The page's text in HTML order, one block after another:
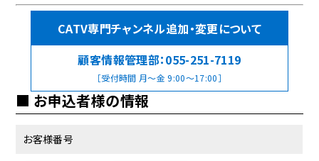
CATV専門チャンネル追加・変更について
顧客情報管理部：055-251-7119
［受付時間 月～金 9:00～17:00］
お申込者様の情報
お客様番号